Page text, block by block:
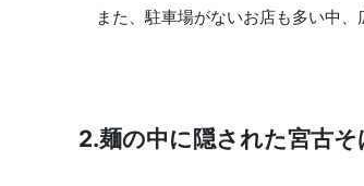
また、駐車場がないお店も多い中
2.麺の中に隠された宮古